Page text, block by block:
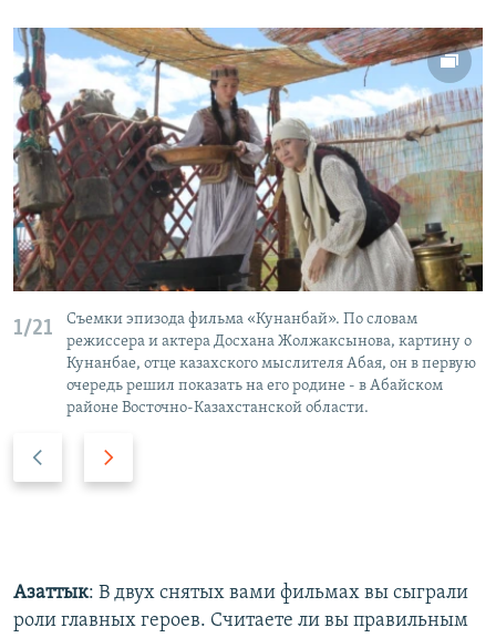
1/21
Съемки эпизода фильма «Кунанбай». По словам
режиссера и актера Досхана Жолжаксынова, картину о
Кунанбае, отце казахского мыслителя Абая, он в первую
очередь решил показать на его родине - в Абайском
районе Восточно-Казахстанской области.
o
u
l
i
Азаттык: В двух снятых вами фильмах вы сыграли
роли главных героев. Считаете ли вы правильным